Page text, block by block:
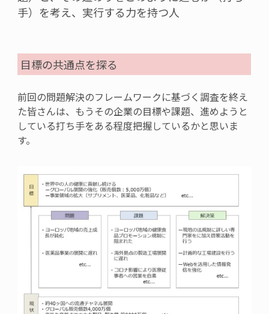
手）を考え、実行する力を持つ人
目標の共通点を探る
前回の問題解決のフレームワークに基づく調査を終え
た皆さんは、もうその企業の目標や課題、進めようと
している打ち手をある程度把握しているかと思いま
す。